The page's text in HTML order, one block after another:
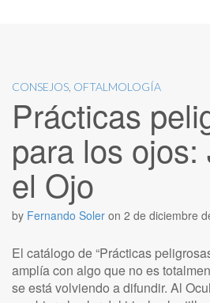
CONSEJOS OFTALMOLOGÍA
Prácticas
para los ojos:
el Ojo
by Fernando Soler on 2 de diciembre
El catálogo de “Prácticas
amplía con algo que no es
se está volviendo a difundir. Al